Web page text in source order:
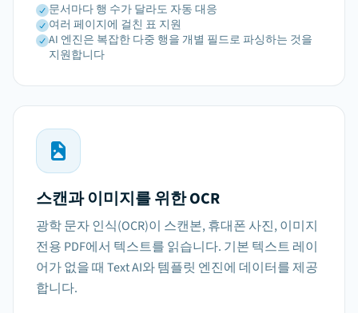
문서마다 행 수가 달라도 자동 대응
여러 페이지에 걸친 표 지원
AI 엔진은 복잡한 다중 행을 개별 필드로 파싱하는 것을
지원합니다
스캔과 이미지를 위한 OCR
광학 문자 인식(OCR)이 스캔본, 휴대폰 사진, 이미지
전용 PDF에서 텍스트를 읽습니다. 기본 텍스트 레이
어가 없을 때 Text AI와 템플릿 엔진에 데이터를 제공
합니다.